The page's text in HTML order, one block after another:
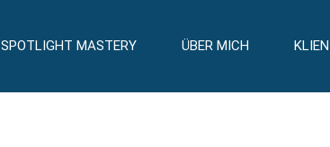
SPOTLIGHT MASTERY ÜBER MICH